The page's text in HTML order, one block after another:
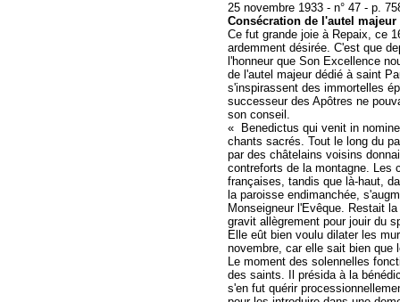
25 novembre 1933 - n° 47 - p.
Consécration de l'autel majeur
Ce fut grande joie à Repaix, ce
ardemment désirée. C'est que
l'honneur que Son Excellence
de l'autel majeur dédié à saint
s'inspirassent des immortelles
successeur des Apôtres ne
son conseil.
« Benedictus qui venit in
chants sacrés. Tout le long du
par des châtelains voisins
contreforts de la montagne. Les
françaises, tandis que là-haut,
la paroisse endimanchée,
Monseigneur l'Evêque. Restait
gravit allègrement pour jouir du
Elle eût bien voulu dilater les
novembre, car elle sait bien que
Le moment des solennelles
des saints. Il présida à la
s'en fut quérir